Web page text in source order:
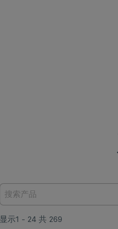
显示1 - 24 共 269